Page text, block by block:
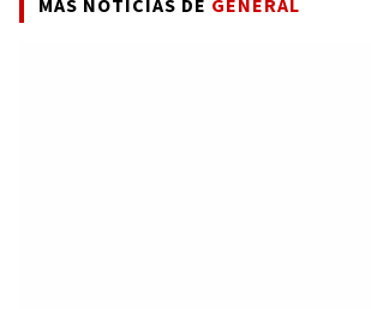
MÁS NOTICIAS DE GENERAL